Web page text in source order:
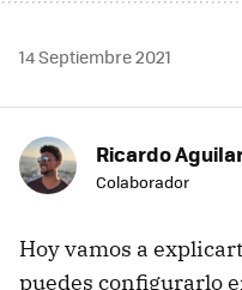
14 Septiembre 2021
Ricardo
Colaborador
Hoy vamos a
puedes configurarlo